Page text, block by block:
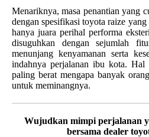
Menariknya, masa penantian yang
dengan spesifikasi toyota raize
hanya juara perihal performa
disuguhkan dengan sejumlah
menunjang kenyamanan serta
indahnya perjalanan ibu kota. Hal
paling berat mengapa banyak
untuk meminangnya.
Wujudkan mimpi perjalanan
bersama dealer